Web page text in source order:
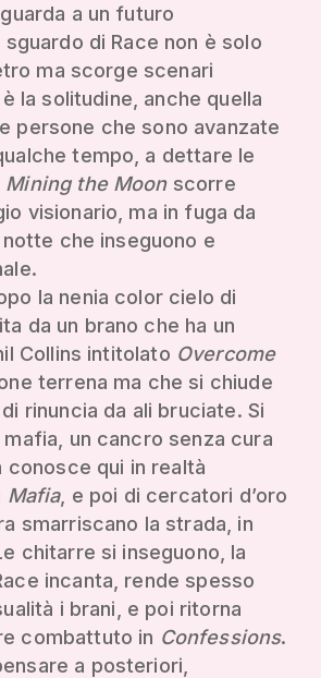
a un futuro
di Race non è solo
ma scorge scenari
la solitudine, anche quella
persone che sono avanzate
tempo, a dettare le
Mining the Moonscorre
visionario, ma in fuga da
che inseguono e
la nenia color cielo di
da un brano che ha un
Collins intitolato Overcome
terrena ma che si chiude
rinuncia da ali bruciate. Si
un cancro senza cura
conosce qui in realtà
Mafia, e poi di cercatori d’oro
smarriscano la strada, in
chitarre si inseguono, la
incanta, rende spesso
i brani, e poi ritorna
combattuto in Confessions.
a posteriori,